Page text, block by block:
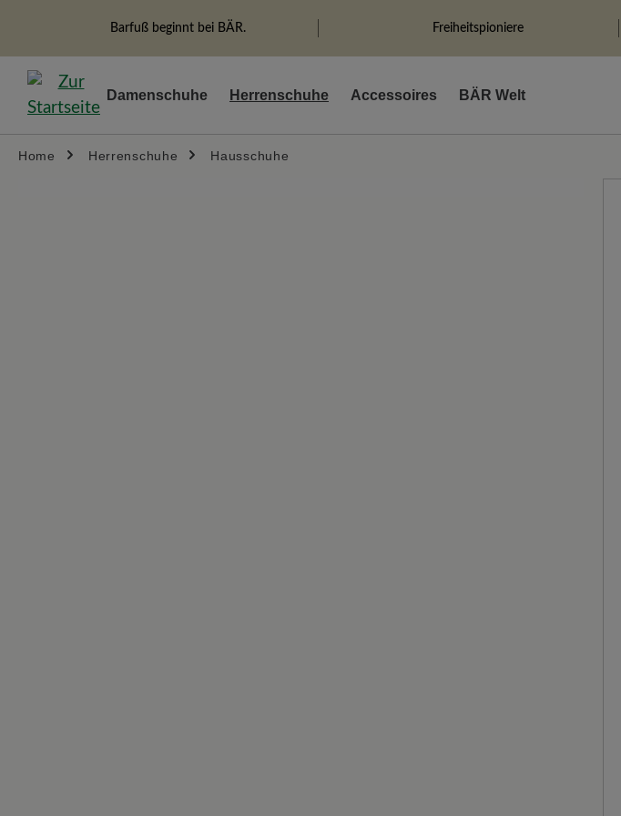
Zur Hauptnavigation springen
Barfuß beginnt bei BÄR. Freiheitspioniere
Damenschuhe Herrenschuhe Accessoires BÄR Welt
Home Herrenschuhe Hausschuhe